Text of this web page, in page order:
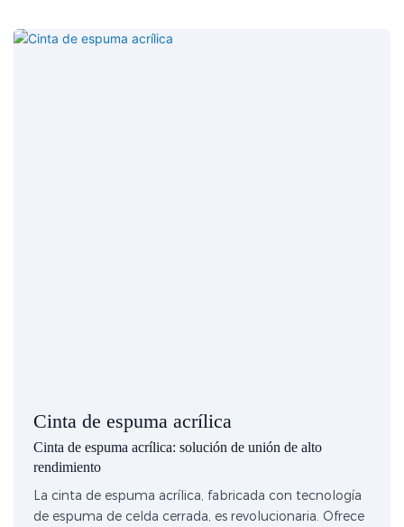
Cinta de espuma acrílica
Cinta de espuma acrílica: solución de unión de alto
rendimiento
La cinta de espuma acrílica, fabricada con tecnología
de espuma de celda cerrada, es revolucionaria. Ofrece